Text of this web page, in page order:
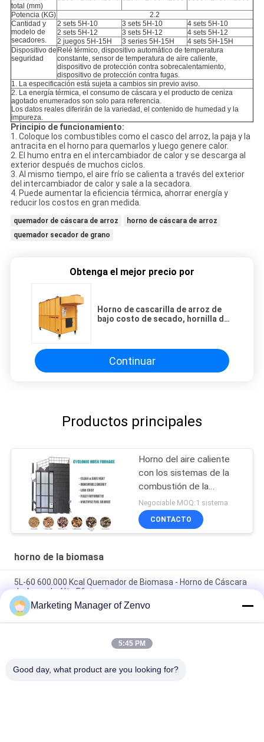
total (mm)
Potencia (KG)
2.2
Cantidad y
modelo de
secadores.
2 sets 5H-10 3 sets 5H-10
4 sets 5H-10
2 sets 5H-12
3 sets 5H-12
4 sets 5H-12
2 juegos 5H-15H
3 series 5H-15H
4 sets 5H-15H
Dispositivo de
seguridad
Relé térmico, dispositivo automático de temperatura
constante, sensor de temperatura de aire caliente,
dispositivo de protección contra sobrecalentamiento,
dispositivo de protección contra fugas.
1. La especificación está sujeta a cambios sin previo aviso.
2. La energía térmica, el consumo de cáscara y el producto de ceniza
agotado enumerados son solo para referencia.
Los datos reales diferirán de la variedad, el contenido de humedad y la
impureza.
Principio de funcionamiento:
1. Coloque los combustibles como el casco del arroz, la paja y la
antracita en el horno para quemarlos y luego genere calor.
2. El humo entra en el intercambiador de calor y se descarga al
exterior después de muchos ciclos.
3. Al mismo tiempo, el aire frío se calienta a través del exterior
del intercambiador de calor y sale a la secadora.
4. Puede aumentar la eficiencia térmica, ahorrar energía y
reducir los costos en gran medida.
quemador de cáscara de arroz
horno de cáscara de arroz
quemador secador de grano
Obtenga el mejor precio por
Horno de cascarilla de arroz de
bajo costo de secado, hornilla de
Continuar
Productos principales
Horno del aire caliente
con los sistemas de la
combustión de la
biomasa
Negociable MOQ:1 sistema
CONTACTO
horno de la biomasa
5L-60 600.000 Kcal Quemador de Biomasa - Horno de Cáscara
de Arroz de Alta Eficiencia.
5L-90 Biomasa Pellet estufa de alta velocidad automática de
alimentación 83 Eficiencia térmica
5L-90 Granos de biomasa estufa de alta velocidad de
Marketing Manager of Zenvo
5:45 PM
Good day, what product are you looking for?